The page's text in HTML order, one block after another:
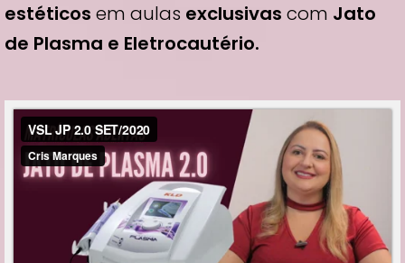
estéticos em aulas exclusivas com Jato
de Plasma e Eletrocautério.